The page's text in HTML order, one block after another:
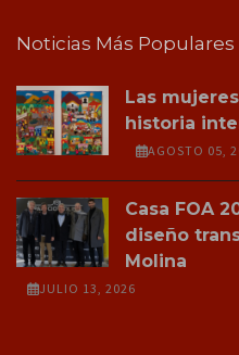
Noticias Más Populares
Las
historia
AGOSTO 05,
Casa FOA
diseño
Molina
JULIO 13, 2026